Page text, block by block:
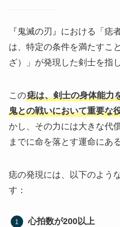
『鬼滅の刃』における「痣
は、特定の条件を満たすこ
ざ）」が発現した剣士を指
この痣は、剣士の身体能力
鬼との戦いにおいて重要な
かし、その力には大きな代
までに命を落とす運命にあ
痣の発現には、以下のよう
す：
心拍数が200以上